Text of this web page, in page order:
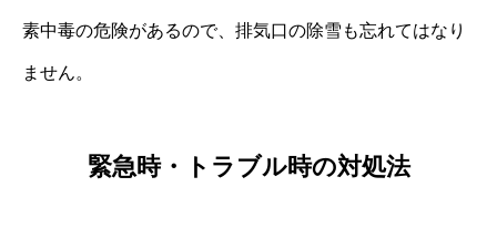
素中毒の危険があるので、排気口の除雪も忘れてはなり
ません。
緊急時・トラブル時の対処法